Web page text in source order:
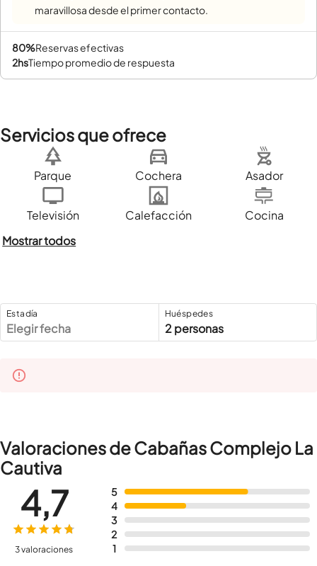
maravillosa desde el primer contacto.
80% reservas efectivas
2hs tiempo promedio de respuesta
Servicios que ofrece
Parque Cochera Asador
Televisión Calefacción
Cocina
Mostrar todos
Estadía
Elegir fecha
Huéspedes
2 personas
Valoraciones de Cabañas Complejo La
Cautiva
5
4
3
2
1
4,7
3 valoraciones